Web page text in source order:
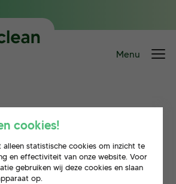
Oeps!
pagina bestaat niet.
cookies!
alleen statistische cookies om inzicht te
en effectiviteit van onze website. Voor
gebruiken wij deze cookies en slaan
op.